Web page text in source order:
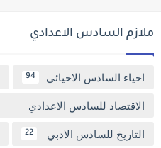
ملازم السادس الاعدادي
احياء السادس الاحيائي 94
الاقتصاد للسادس الاعدادي
التاريخ للسادس الادبي 22